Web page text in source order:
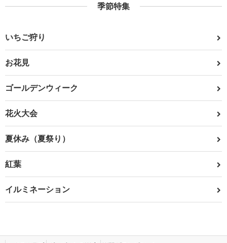
季節特集
いちご狩り
お花見
ゴールデンウィーク
花火大会
夏休み（夏祭り）
紅葉
イルミネーション